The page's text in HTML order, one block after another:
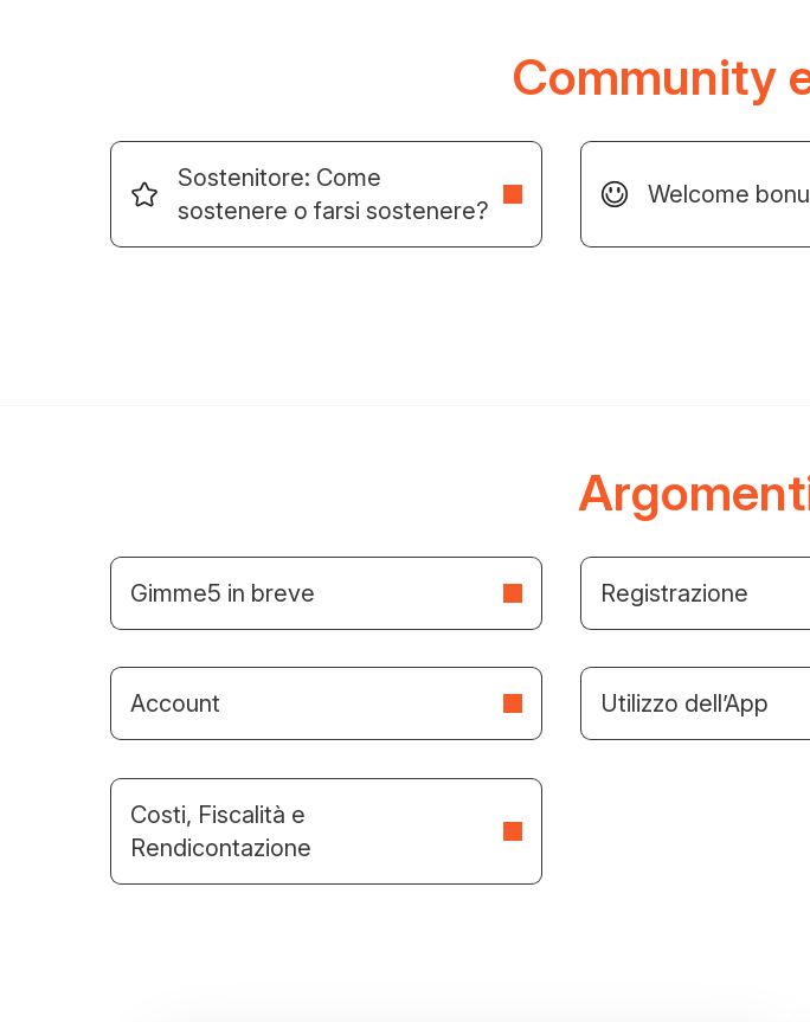
Community
Sostenitore: Come
sostenere o farsi sostenere?
Welcome
Gimme5 in breve Registrazione
Account Utilizzo dell’App
Costi, Fiscalità e
Rendicontazione